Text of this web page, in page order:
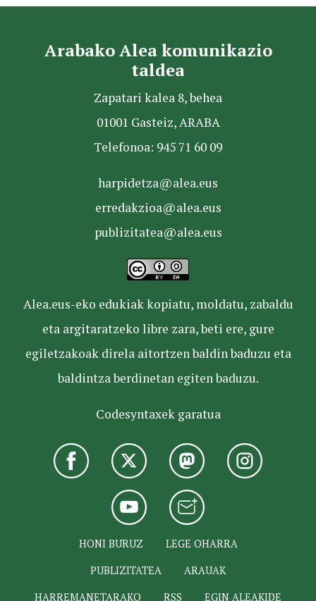
Arabako Alea komunikazio
taldea
Zapatari kalea 8, behea
01001 Gasteiz, ARABA
Telefonoa: 945 71 60 09
harpidetza@alea.eus
erredakzioa@alea.eus
publizitatea@alea.eus
Alea.eus-eko edukiak kopiatu, moldatu, zabaldu
eta argitaratzeko libre zara, beti ere, gure
egiletzakoak direla aitortzen baldin baduzu eta
baldintza berdinetan egiten baduzu.
Codesyntaxek garatua
HONI BURUZ
LEGE OHARRA
PUBLIZITATEA
ARAUAK
HARREMANETARAKO
RSS EGIN ALEAKIDE